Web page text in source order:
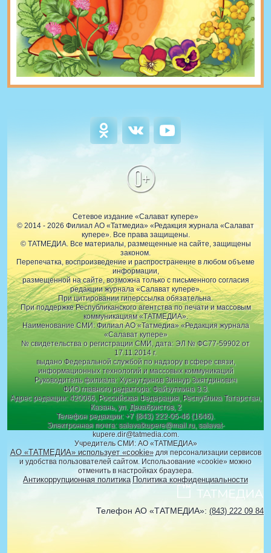
0+
Сетевое издание «Салават купере»
© 2014 - 2026 Филиал АО «Татмедиа» «Редакция журнала «Салават
купере». Все права защищены.
© ТАТМЕДИА. Все материалы, размещенные на сайте, защищены
законом.
Перепечатка, воспроизведение и распространение в любом объеме
информации,
размещенной на сайте, возможна только с письменного согласия
редакции журнала «Салават купере».
При цитировании гиперссылка обязательна.
При поддержке Республиканского агентства по печати и массовым
коммуникациям «ТАТМЕДИА».
Наименование СМИ: Филиал АО «Татмедиа» «Редакция журнала
«Салават купере»
№ свидетельства о регистрации СМИ, дата: ЭЛ № ФС77-59902 от
17.11.2014 г.
выдано Федеральной службой по надзору в сфере связи,
информационных технологий и массовых коммуникаций
Руководитель филиала: Хуснутдинов Зиннур Зиятдинович
ФИО главного редактора: Файзуллина З.З.
Адрес редакции: 420066, Российская Федерация, Республика Татарстан,
Казань, ул. Декабристов, 2
Телефон редакции: +7 (843) 222-05-46 (1646).
Электронная почта: salavatkupere@mail.ru, salavat-
kupere.dir@tatmedia.com.
Учредитель СМИ: АО «ТАТМЕДИА»
АО «ТАТМЕДИА» использует «cookie»для персонализации сервисов
и удобства пользователей сайтом. Использование «cookie» можно
отменить в настройках браузера.
Антикоррупционная политика Политика конфиденциальности
Телефон АО «ТАТМЕДИА»: (843) 222 09 84